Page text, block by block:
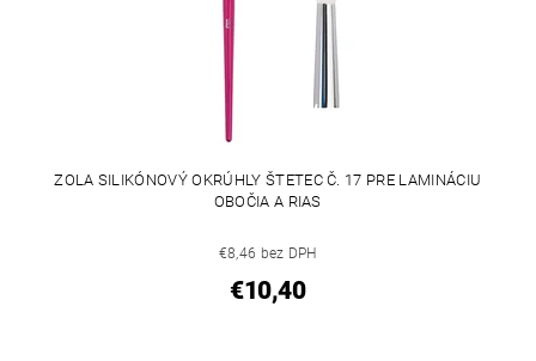
ZOLA SILIKÓNOVÝ OKRÚHLY ŠTETEC Č. 17 PRE LAMINÁCIU
OBOČIA A RIAS
€8,46 bez DPH
€10,40